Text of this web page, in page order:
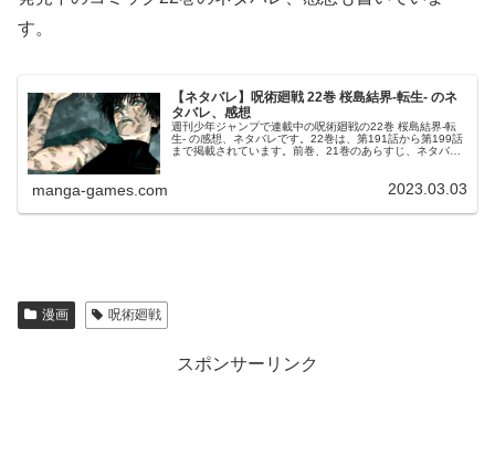
す。
【ネタバレ】呪術廻戦 22巻 桜島結界-転生- のネ
タバレ、感想
週刊少年ジャンプで連載中の呪術廻戦の22巻 桜島結界-転
生- の感想、ネタバレです。22巻は、第191話から第199話
まで掲載されています。前巻、21巻のあらすじ、ネタバレ
manga-games.com 2023.03.03
漫画 呪術廻戦
スポンサーリンク